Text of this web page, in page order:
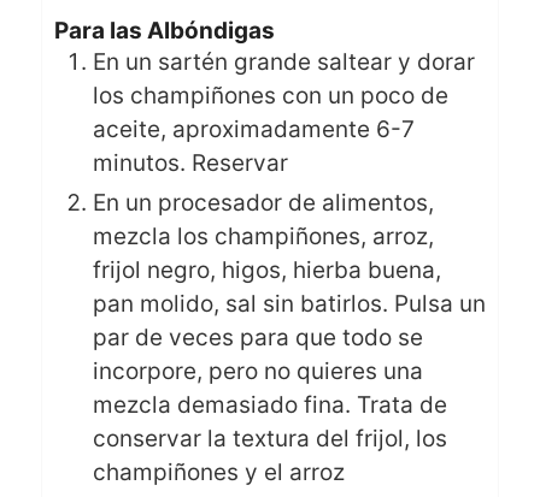
Para las Albóndigas
En un sartén grande saltear y dorar
los champiñones con un poco de
aceite, aproximadamente 6-7
minutos. Reservar
En un procesador de alimentos,
mezcla los champiñones, arroz,
frijol negro, higos, hierba buena,
pan molido, sal sin batirlos. Pulsa un
par de veces para que todo se
incorpore, pero no quieres una
mezcla demasiado fina. Trata de
conservar la textura del frijol, los
champiñones y el arroz